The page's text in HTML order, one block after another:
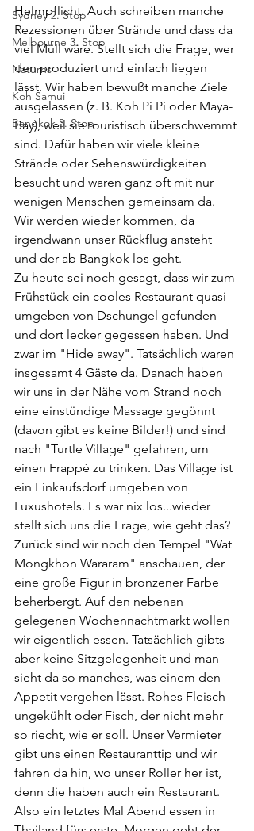
Sydney 2. Stop
Melbourne 3. Stop
Naturns
Koh Samui
Bangkok 3. Stop
Helmpflicht. Auch schreiben manche
Rezessionen über Strände und dass da
viel Müll wäre. Stellt sich die Frage, wer
den produziert und einfach liegen
lässt. Wir haben bewußt manche Ziele
ausgelassen (z. B. Koh Pi Pi oder Maya-
Bay), weil sie touristisch überschwemmt
sind. Dafür haben wir viele kleine
Strände oder Sehenswürdigkeiten
besucht und waren ganz oft mit nur
wenigen Menschen gemeinsam da.
Wir werden wieder kommen, da
irgendwann unser Rückflug ansteht
und der ab Bangkok los geht.
Zu heute sei noch gesagt, dass wir zum
Frühstück ein cooles Restaurant quasi
umgeben von Dschungel gefunden
und dort lecker gegessen haben. Und
zwar im "Hide away". Tatsächlich waren
insgesamt 4 Gäste da. Danach haben
wir uns in der Nähe vom Strand noch
eine einstündige Massage gegönnt
(davon gibt es keine Bilder!) und sind
nach "Turtle Village" gefahren, um
einen Frappé zu trinken. Das Village ist
ein Einkaufsdorf umgeben von
Luxushotels. Es war nix los...wieder
stellt sich uns die Frage, wie geht das?
Zurück sind wir noch den Tempel "Wat
Mongkhon Wararam" anschauen, der
eine große Figur in bronzener Farbe
beherbergt. Auf den nebenan
gelegenen Wochennachtmarkt wollen
wir eigentlich essen. Tatsächlich gibts
aber keine Sitzgelegenheit und man
sieht da so manches, was einem den
Appetit vergehen lässt. Rohes Fleisch
ungekühlt oder Fisch, der nicht mehr
so riecht, wie er soll. Unser Vermieter
gibt uns einen Restauranttip und wir
fahren da hin, wo unser Roller her ist,
denn die haben auch ein Restaurant.
Also ein letztes Mal Abend essen in